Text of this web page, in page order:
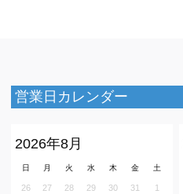
営業日カレンダー
2026年8月
日 月 火 水 木 金 土
26 27 28 29 30 31
1